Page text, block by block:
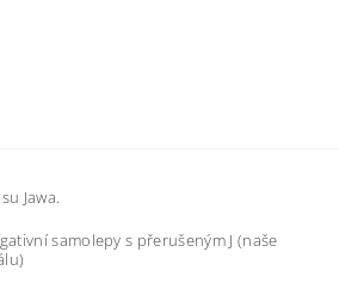
Jawa.
samolepy s přerušeným J (naše